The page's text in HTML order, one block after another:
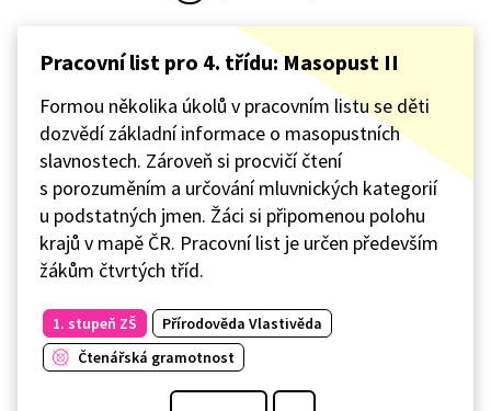
Pracovní list pro 4. třídu: Masopust II
Formou několika úkolů v pracovním listu se děti
dozvědí základní informace o masopustních
slavnostech. Zároveň si procvičí čtení
s porozuměním a určování mluvnických kategorií
u podstatných jmen. Žáci si připomenou polohu
krajů v mapě ČR. Pracovní list je určen především
žákům čtvrtých tříd.
1. stupeň ZŠ
Přírodověda Vlastivěda
Čtenářská gramotnost